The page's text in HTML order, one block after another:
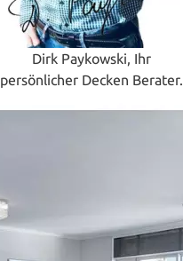
Dirk Paykowski, Ihr
persönlicher Decken Berater.